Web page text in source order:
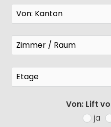
Von: Lift
ja